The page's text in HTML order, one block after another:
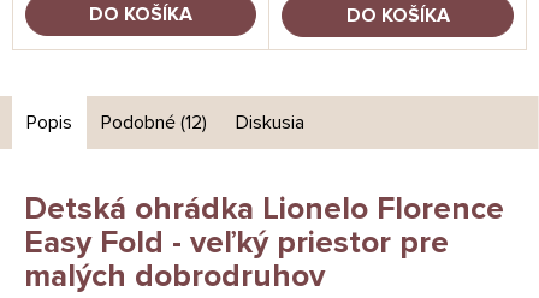
DO KOŠÍKA DO KOŠÍKA
Popis Podobné (12) Diskusia
Detská ohrádka Lionelo Florence
Easy Fold - veľký priestor pre
malých dobrodruhov